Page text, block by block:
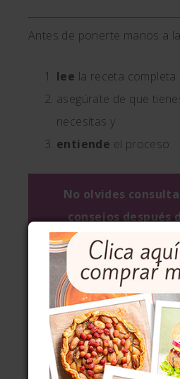
Antes de ponerte manos a
lee la receta completa
asegúrate de que
necesitas y
entiende el proceso.
No olvides
consejos después
Dificultad:montar bien las
sin bajarlas mucho.
conviene tener un poco de
pastelera.
BIZCOCHOS DE